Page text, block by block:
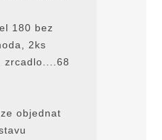
180 bez
2ks
zrcadlo....68
objednat